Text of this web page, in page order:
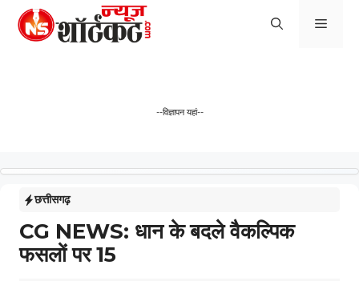
Skip
--विज्ञापन यहां--
छत्तीसगढ़
CG NEWS: धान के बदले वैकल्पिक
फसलों पर 15